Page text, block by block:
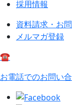
採用情報
資料請求・お
メルマガ登録
☎
お電話でのお問い